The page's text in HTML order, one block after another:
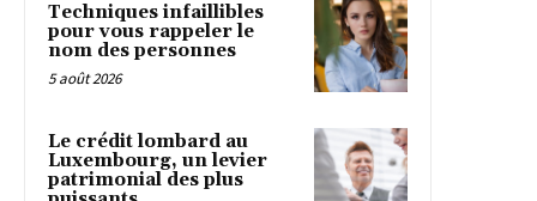
Techniques infaillibles
pour vous rappeler le
nom des personnes
5 août 2026
Le crédit lombard au
Luxembourg, un levier
patrimonial des plus